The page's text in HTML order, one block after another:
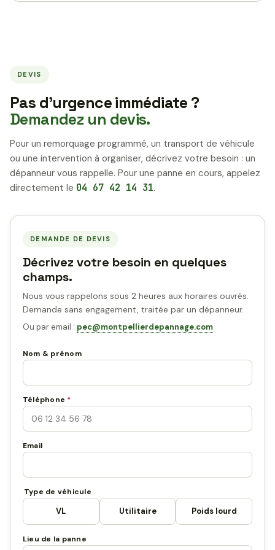
DEVIS
Pas d’urgence immédiate ?
Demandez un devis.
Pour un remorquage programmé, un transport de véhicule
ou une intervention à organiser, décrivez votre besoin : un
dépanneur vous rappelle. Pour une panne en cours, appelez
directement le 04 67 42 14 31.
DEMANDE DE DEVIS
Décrivez votre besoin en quelques
champs.
Nous vous rappelons sous 2 heures aux horaires ouvrés.
Demande sans engagement, traitée par un dépanneur.
Ou par email : pec@montpellierdepannage.com
Nom & prénom
Téléphone *
Email
Type de véhicule
VL Utilitaire Poids lourd
Lieu de la panne